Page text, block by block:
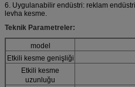
6. Uygulanabilir endüstri: reklam
levha kesme.
Teknik Parametreler:
model
Etkili kesme genişliği
Etkili kesme
uzunluğu